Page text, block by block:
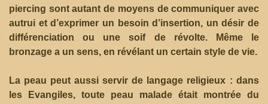
piercing sont autant de moyens de communiquer avec
autrui et d’exprimer un besoin d’insertion, un désir de
différenciation ou une soif de révolte. Même le
bronzage a un sens, en révélant un certain style de vie.
La peau peut aussi servir de langage religieux : dans
les Evangiles, toute peau malade était montrée du